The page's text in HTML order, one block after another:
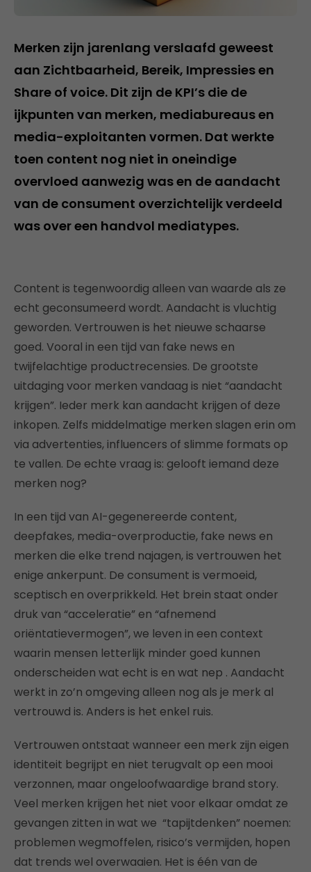
Merken zijn jarenlang verslaafd geweest
aan Zichtbaarheid, Bereik, Impressies en
Share of voice. Dit zijn de KPI’s die de
ijkpunten van merken, mediabureaus en
media-exploitanten vormen. Dat werkte
toen content nog niet in oneindige
overvloed aanwezig was en de aandacht
van de consument overzichtelijk verdeeld
was over een handvol mediatypes.
Content is tegenwoordig alleen van waarde als ze
echt geconsumeerd wordt. Aandacht is vluchtig
geworden. Vertrouwen is het nieuwe schaarse
goed. Vooral in een tijd van fake news en
twijfelachtige productrecensies. De grootste
uitdaging voor merken vandaag is niet “aandacht
krijgen”. Ieder merk kan aandacht krijgen of deze
inkopen. Zelfs middelmatige merken slagen erin om
via advertenties, influencers of slimme formats op
te vallen. De echte vraag is: gelooft iemand deze
merken nog?
In een tijd van AI-gegenereerde content,
deepfakes, media-overproductie, fake news en
merken die elke trend najagen, is vertrouwen het
enige ankerpunt. De consument is vermoeid,
sceptisch en overprikkeld. Het brein staat onder
druk van “acceleratie” en “afnemend
oriëntatievermogen”, we leven in een context
waarin mensen letterlijk minder goed kunnen
onderscheiden wat echt is en wat nep . Aandacht
werkt in zo’n omgeving alleen nog als je merk al
vertrouwd is. Anders is het enkel ruis.
Vertrouwen ontstaat wanneer een merk zijn eigen
identiteit begrijpt en niet terugvalt op een mooi
verzonnen, maar ongeloofwaardige brand story.
Veel merken krijgen het niet voor elkaar omdat ze
gevangen zitten in wat we “tapijtdenken” noemen:
problemen wegmoffelen, risico’s vermijden, hopen
dat trends wel overwaaien. Het is één van de